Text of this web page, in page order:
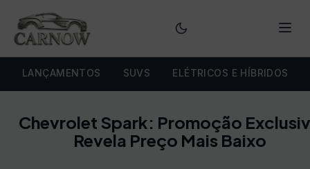
LANÇAMENTOS SUVS ELÉTRICOS E HÍBRIDOS
Chevrolet Spark: Promoção
Revela Preço Mais Baixo